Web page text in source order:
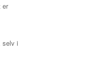
er
selv i